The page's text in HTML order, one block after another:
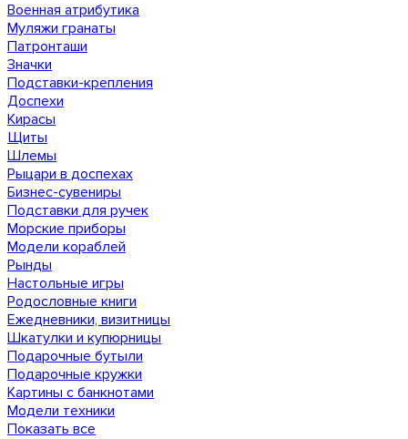
Военная атрибутика
Муляжи гранаты
Патронташи
Значки
Подставки-крепления
Доспехи
Кирасы
Щиты
Шлемы
Рыцари в доспехах
Бизнес-сувениры
Подставки для ручек
Морские приборы
Модели кораблей
Рынды
Настольные игры
Родословные книги
Ежедневники, визитницы
Шкатулки и купюрницы
Подарочные бутыли
Подарочные кружки
Картины с банкнотами
Модели техники
Показать все